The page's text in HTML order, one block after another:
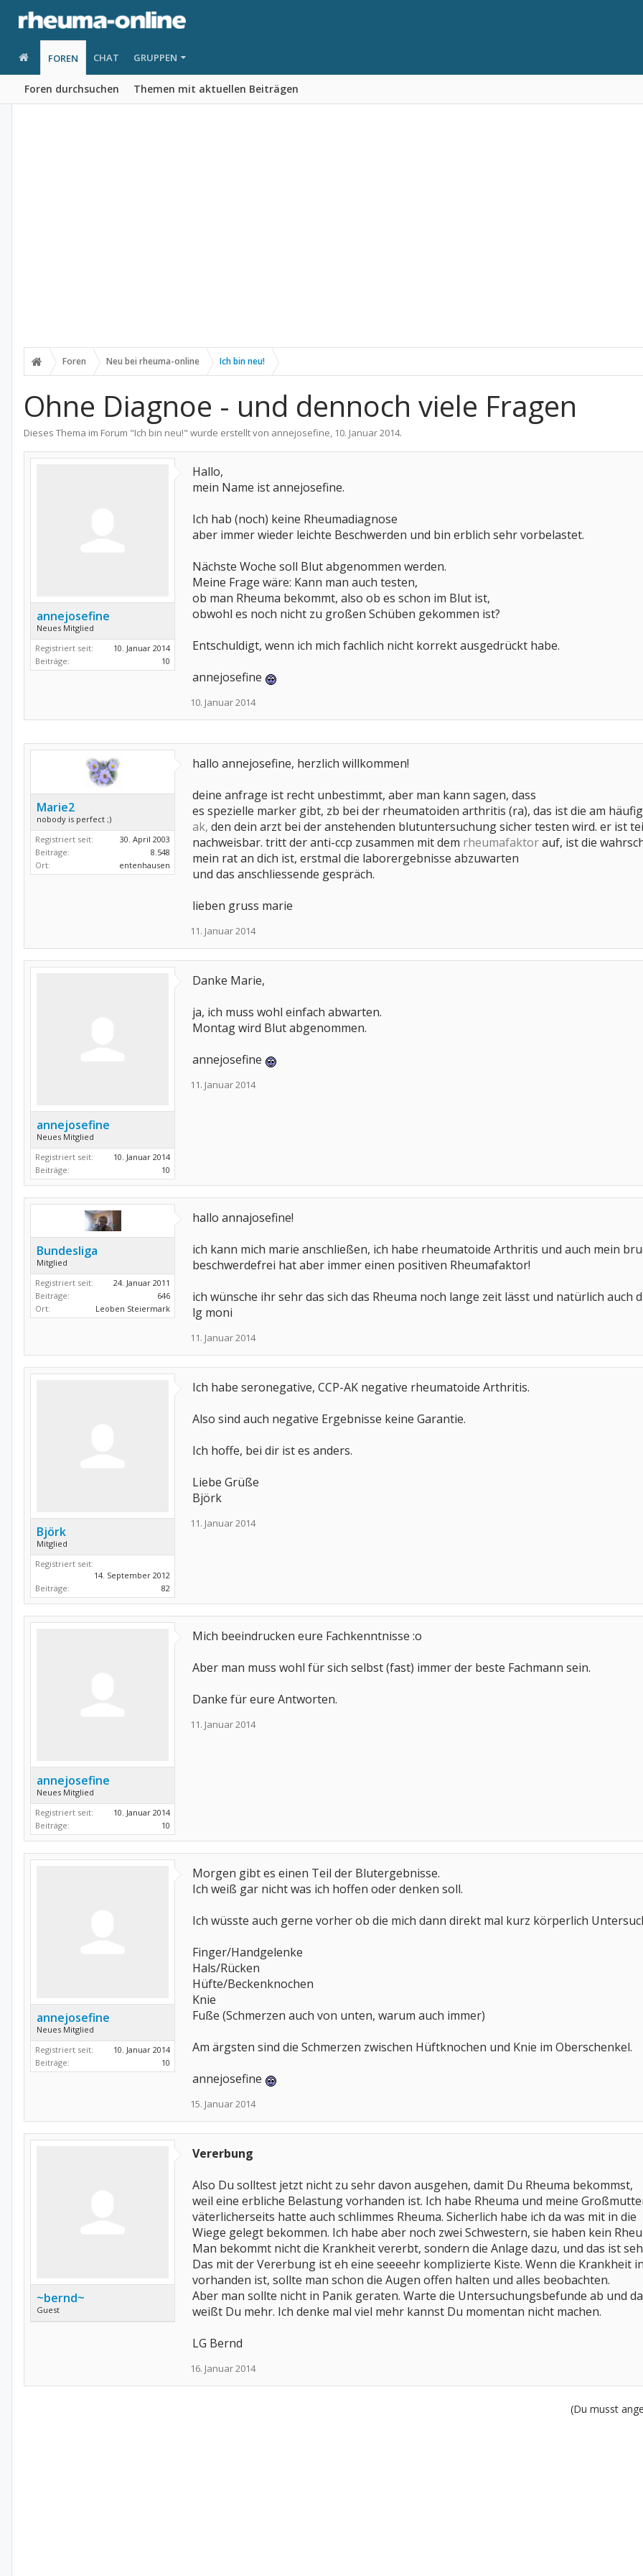
FOREN
Foren durchsuchen Themen mit aktuellen Beiträgen
CHAT GRUPPEN
Foren Neu bei rheuma-online Ich bin neu!
Ohne Diagnoe - und dennoch viele Fragen
Dieses Thema im Forum "Ich bin neu!" wurde erstellt von annejosefine, 10. Januar 2014.
annejosefine
Neues Mitglied
Registriert seit:
10. Januar 2014
Beiträge:
10
Hallo,
mein Name ist annejosefine.
Ich hab (noch) keine Rheumadiagnose
aber immer wieder leichte Beschwerden und bin erblich sehr vorbelastet.
Nächste Woche soll Blut abgenommen werden.
Meine Frage wäre: Kann man auch testen,
ob man Rheuma bekommt, also ob es schon im Blut ist,
obwohl es noch nicht zu großen Schüben gekommen ist?
Entschuldigt, wenn ich mich fachlich nicht korrekt ausgedrückt habe.
annejosefine
10. Januar 2014
Marie2
nobody is perfect ;)
Registriert seit:
30. April 2003
Beiträge:
8.548
Ort:
entenhausen
hallo annejosefine, herzlich willkommen!
deine anfrage ist recht unbestimmt, aber man kann sagen, dass
es spezielle marker gibt, zb bei der rheumatoiden arthritis (ra), das ist die am
ak, den dein arzt bei der anstehenden blutuntersuchung sicher testen wird. er ist
nachweisbar. tritt der anti-ccp zusammen mit dem rheumafaktorauf, ist die
mein rat an dich ist, erstmal die laborergebnisse abzuwarten
und das anschliessende gespräch.
lieben gruss marie
11. Januar 2014
annejosefine
Neues Mitglied
Registriert seit:
10. Januar 2014
Beiträge:
10
Danke Marie,
ja, ich muss wohl einfach abwarten.
Montag wird Blut abgenommen.
annejosefine
11. Januar 2014
Bundesliga
Mitglied
Registriert seit:
24. Januar 2011
Beiträge:
646
Ort:
Leoben Steiermark
hallo annajosefine!
ich kann mich marie anschließen, ich habe rheumatoide Arthritis und auch mein
beschwerdefrei hat aber immer einen positiven Rheumafaktor!
ich wünsche ihr sehr das sich das Rheuma noch lange zeit lässt und natürlich
lg moni
11. Januar 2014
Björk
Mitglied
Registriert seit:
14. September 2012
Beiträge:
82
Ich habe seronegative, CCP-AK negative rheumatoide Arthritis.
Also sind auch negative Ergebnisse keine Garantie.
Ich hoffe, bei dir ist es anders.
Liebe Grüße
Björk
11. Januar 2014
annejosefine
Neues Mitglied
Registriert seit:
10. Januar 2014
Beiträge:
10
Mich beeindrucken eure Fachkenntnisse :o
Aber man muss wohl für sich selbst (fast) immer der beste Fachmann sein.
Danke für eure Antworten.
11. Januar 2014
annejosefine
Neues Mitglied
Registriert seit:
10. Januar 2014
Beiträge:
10
Morgen gibt es einen Teil der Blutergebnisse.
Ich weiß gar nicht was ich hoffen oder denken soll.
Ich wüsste auch gerne vorher ob die mich dann direkt mal kurz körperlich
Finger/Handgelenke
Hals/Rücken
Hüfte/Beckenknochen
Knie
Fuße (Schmerzen auch von unten, warum auch immer)
Am ärgsten sind die Schmerzen zwischen Hüftknochen und Knie im Oberschenkel.
annejosefine
15. Januar 2014
~bernd~
Guest
Vererbung
Also Du solltest jetzt nicht zu sehr davon ausgehen, damit Du Rheuma bekommst,
weil eine erbliche Belastung vorhanden ist. Ich habe Rheuma und meine
väterlicherseits hatte auch schlimmes Rheuma. Sicherlich habe ich da was mit in die
Wiege gelegt bekommen. Ich habe aber noch zwei Schwestern, sie haben kein
Man bekommt nicht die Krankheit vererbt, sondern die Anlage dazu, und das ist
Das mit der Vererbung ist eh eine seeeehr komplizierte Kiste. Wenn die Krankheit
vorhanden ist, sollte man schon die Augen offen halten und alles beobachten.
Aber man sollte nicht in Panik geraten. Warte die Untersuchungsbefunde ab und
weißt Du mehr. Ich denke mal viel mehr kannst Du momentan nicht machen.
LG Bernd
16. Januar 2014
(Du musst